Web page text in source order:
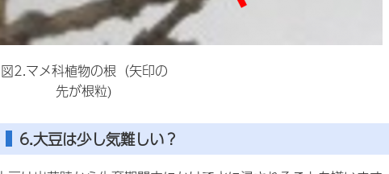
図2.マメ科植物の根（矢印の
先が根粒)
6.大豆は少し気難しい？